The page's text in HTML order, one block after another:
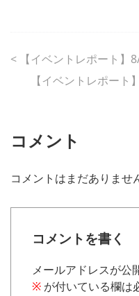
<
【イベントレポート
【イベントレポー
コメント
コメントはまだありませ
コメントを書く
メールアドレスが公
※ が付いている欄は